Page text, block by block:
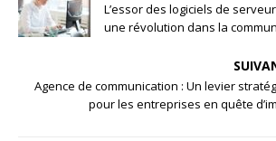
L’essor des logiciels de
une révolution dans la
Agence de communication : Un levier
pour les entreprises en quête